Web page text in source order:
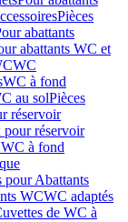
Pièces
abattants
abattants WC et
WC
WC à fond
au solPièces
réservoir
pour réservoir
WC à fond
pour Abattants
WCWC adaptés
de WC à